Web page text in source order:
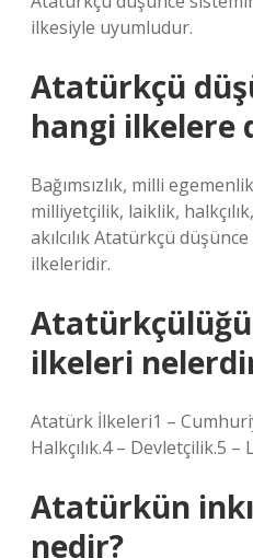
ilkesiyle uyumludur.
Atatürkçü
hangi ilkelere
Bağımsızlık, milli
milliyetçilik, laiklik,
akılcılık Atatürkçü
ilkeleridir.
ilkeleri
Atatürk İlkeleri1 –
Halkçılık.4 – Devletçilik.5 –
Atatürkün
nedir?